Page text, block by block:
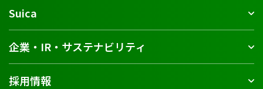
Suica
企業・IR・サステナビリティ
採用情報